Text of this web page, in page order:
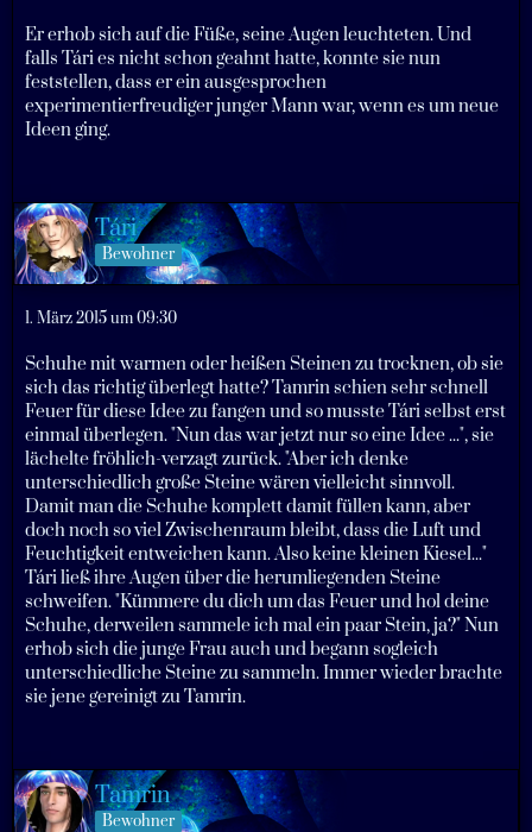
Er erhob sich auf die Füße, seine Augen leuchteten. Und
falls Tári es nicht schon geahnt hatte, konnte sie nun
feststellen, dass er ein ausgesprochen
experimentierfreudiger junger Mann war, wenn es um neue
Ideen ging.
Tári
Bewohner
1. März 2015 um 09:30
Schuhe mit warmen oder heißen Steinen zu trocknen, ob sie
sich das richtig überlegt hatte? Tamrin schien sehr schnell
Feuer für diese Idee zu fangen und so musste Tári selbst erst
einmal überlegen. "Nun das war jetzt nur so eine Idee ...", sie
lächelte fröhlich-verzagt zurück. "Aber ich denke
unterschiedlich große Steine wären vielleicht sinnvoll.
Damit man die Schuhe komplett damit füllen kann, aber
doch noch so viel Zwischenraum bleibt, dass die Luft und
Feuchtigkeit entweichen kann. Also keine kleinen Kiesel..."
Tári ließ ihre Augen über die herumliegenden Steine
schweifen. "Kümmere du dich um das Feuer und hol deine
Schuhe, derweilen sammele ich mal ein paar Stein, ja?" Nun
erhob sich die junge Frau auch und begann sogleich
unterschiedliche Steine zu sammeln. Immer wieder brachte
sie jene gereinigt zu Tamrin.
Tamrin
Bewohner